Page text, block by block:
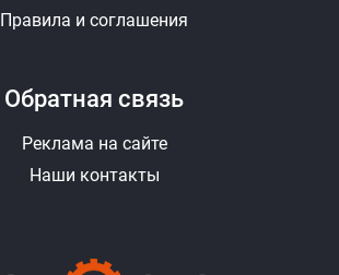
Правила и соглашения
Обратная связь
Реклама на сайте
Наши контакты